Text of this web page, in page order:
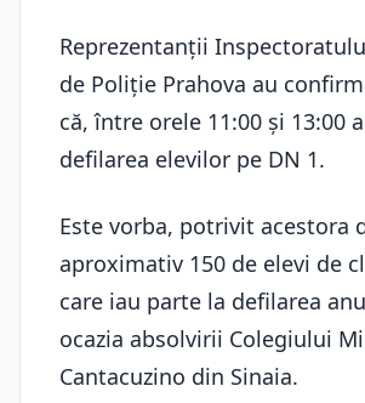
Reprezentanții
de Poliție Prahova au
că, între orele 11:00 și 13:00
defilarea elevilor pe DN 1.
Este vorba, potrivit acestora
aproximativ 150 de elevi de
care iau parte la defilarea
ocazia absolvirii Colegiului
Cantacuzino din Sinaia.